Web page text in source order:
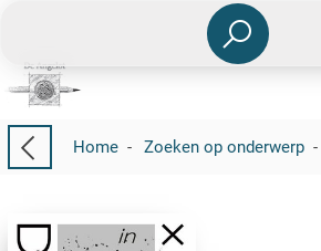
Home- Zoeken op onderwerp-